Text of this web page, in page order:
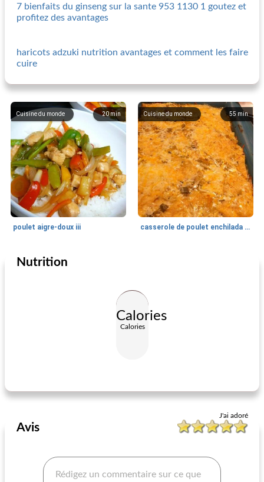
7 bienfaits du ginseng sur la sante 953 1130 1 goutez et
profitez des avantages
haricots adzuki nutrition avantages et comment les faire
cuire
20 min
Cuisine du monde
poulet aigre-doux iii
55 min
Cuisine du monde
casserole de poulet enchilada au chili vert
Cuisine du monde
Nutrition
Calories
Calories
J'ai adoré
Avis